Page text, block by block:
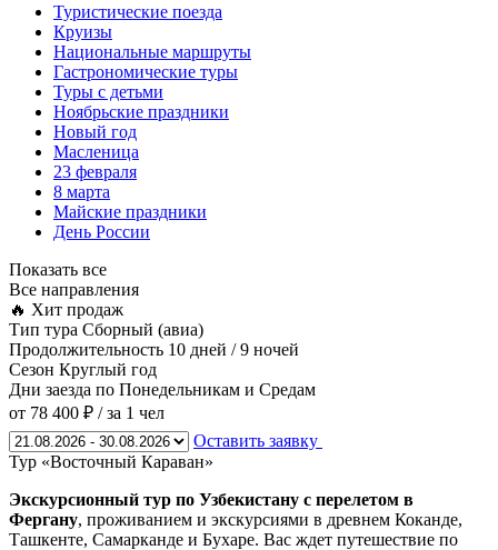
Туристические поезда
Круизы
Национальные маршруты
Гастрономические туры
Туры с детьми
Ноябрьские праздники
Новый год
Масленица
23 февраля
8 марта
Майские праздники
День России
Показать все
Все направления
🔥 Хит продаж
Тип тура Сборный (авиа)
Продолжительность 10 дней / 9 ночей
Сезон Круглый год
Дни заезда по Понедельникам и Средам
от 78 400 ₽ / за 1 чел
Оставить заявку
Тур «Восточный Караван»
Экскурсионный тур по Узбекистану с перелетом в
Фергану, проживанием и экскурсиями в древнем Коканде,
Ташкенте, Самарканде и Бухаре. Вас ждет путешествие по